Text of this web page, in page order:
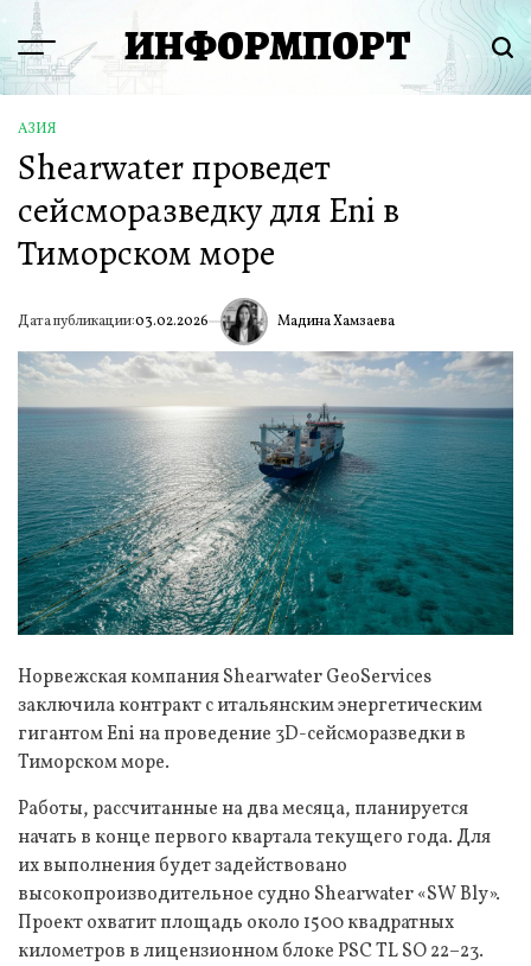
Перейти
содержимому
Menu ИНФОРМПОРТ
ОПУБЛИКОВАНО
В
АЗИЯ
Shearwater проведет
сейсморазведку для Eni в
Тиморском море
Дата публикации:03.02.2026 ИА Мадина Хамзаева
Норвежская компания Shearwater GeoServices
заключила контракт с итальянским энергетическим
гигантом Eni на проведение 3D-сейсморазведки в
Тиморском море.
Работы, рассчитанные на два месяца, планируется
начать в конце первого квартала текущего года. Для
их выполнения будет задействовано
высокопроизводительное судно Shearwater «SW Bly».
Проект охватит площадь около 1500 квадратных
километров в лицензионном блоке PSC TL SO 22–23.